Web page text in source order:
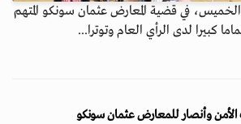
في قضية المعارض عثمان سونكو المتهم
كبيرا لدى الرأي العام وتوترا...
وأنصار للمعارض عثمان سونكو